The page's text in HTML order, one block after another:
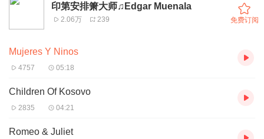
他的音乐。2010 年的二月，他出现在 2010 年温哥华冬季
奥林匹克的舞台上。
速发展。在这张唱片里，他把古典音乐的元素，和东西方音
作为一个美洲土著人，本土音乐和文化赋予Edgar 创作灵
集世界各地不同的传统乐器，融合多元文化下的不同节奏，
印第安排箫大师♫Edgar Muenala
2.06万 239 免费订阅
Mujeres Y Ninos
4757 05:18
Children Of Kosovo
2835 04:21
Romeo & Juliet